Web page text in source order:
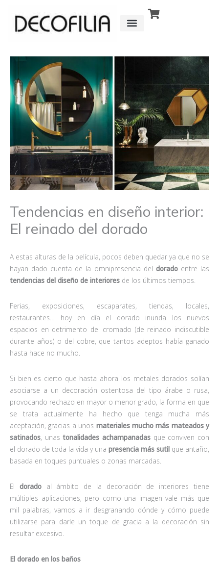
contenido
Tendencias en diseño interior:
El reinado del dorado
A estas alturas de la película, pocos deben quedar ya que no se
hayan dado cuenta de la omnipresencia del doradoentre las
tendencias del diseño de interiores de los últimos tiempos.
Ferias, exposiciones, escaparates, tiendas, locales,
restaurantes… hoy en día el dorado inunda los nuevos
espacios en detrimento del cromado (de reinado indiscutible
durante años) o del cobre, que tantos adeptos había ganado
hasta hace no mucho.
Si bien es cierto que hasta ahora los metales dorados solían
asociarse a un decoración ostentosa del tipo árabe o rusa,
provocando rechazo en mayor o menor grado, la forma en que
se trata actualmente ha hecho que tenga mucha más
aceptación, gracias a unos materiales mucho más mateados y
satinados, unastonalidades achampanadas que conviven con
el dorado de toda la vida y una presencia más sutil que antaño,
basada en toques puntuales o zonas marcadas.
El doradoal ámbito de la decoración de interiores tiene
múltiples aplicaciones, pero como una imagen vale más que
mil palabras, vamos a ir desgranando dónde y cómo puede
utilizarse para darle un toque de gracia a la decoración sin
resultar excesivo.
El dorado en los baños